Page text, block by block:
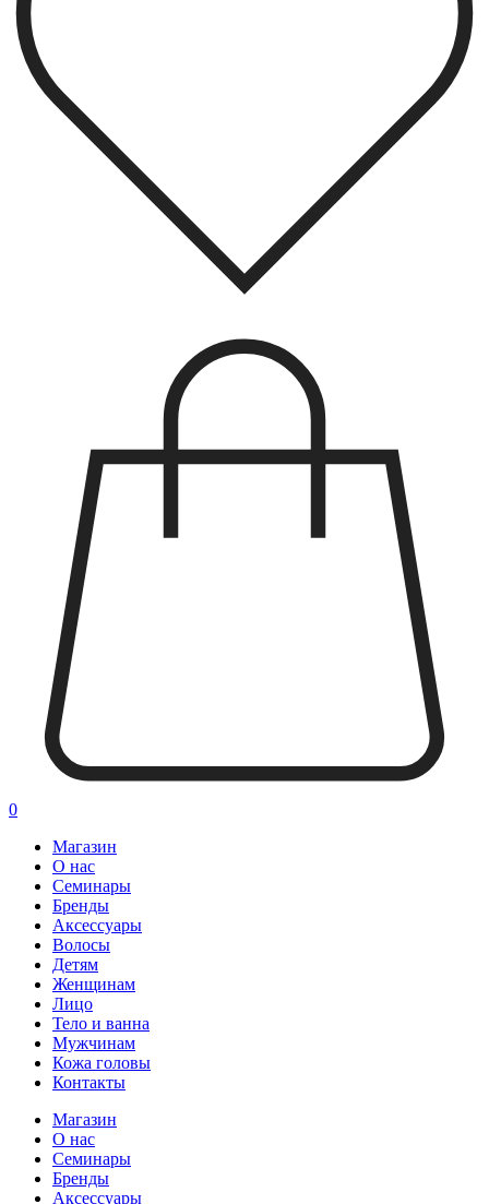
0
Магазин
О нас
Семинары
Бренды
Аксессуары
Волосы
Детям
Женщинам
Лицо
Тело и ванна
Мужчинам
Кожа головы
Контакты
Магазин
О нас
Семинары
Бренды
Аксессуары